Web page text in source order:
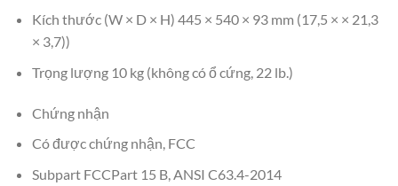
Kích thước (W × D × H) 445 × 540 × 93 mm (17,5 × × 21,3
× 3,7))
Trọng lượng 10 kg (không có ổ cứng, 22 lb.)
Chứng nhận
Có được chứng nhận, FCC
Subpart FCCPart 15 B, ANSI C63.4-2014